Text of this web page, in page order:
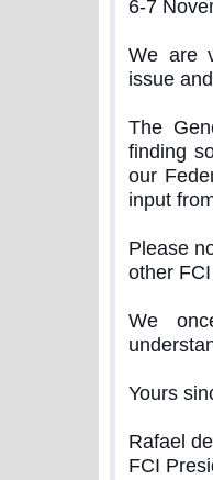
6-7
We are
issue
The
finding
our
input
Please
other
We
Yours
Rafael
FCI